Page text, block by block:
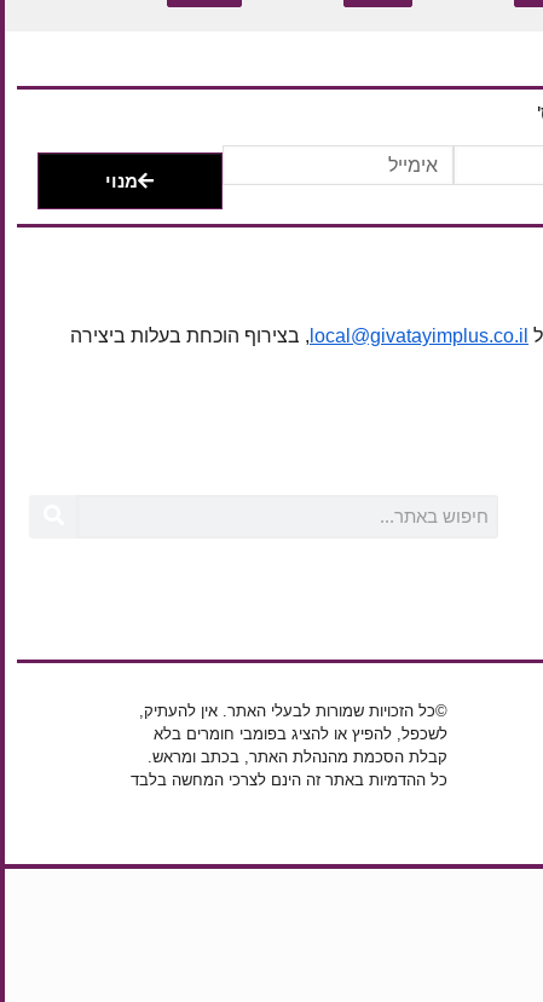
מנוי
local@givatayimplus.co.il , בצירוף הוכחת בעלות ביצירה
©כל הזכויות שמורות לבעלי האתר. אין להעתיק,
לשכפל, להפיץ או להציג בפומבי חומרים בלא
קבלת הסכמת מהנהלת האתר, בכתב ומראש.
כל ההדמיות באתר זה הינם לצרכי המחשה בלבד